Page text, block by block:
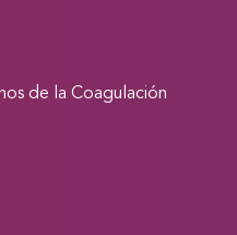
de la Coagulación